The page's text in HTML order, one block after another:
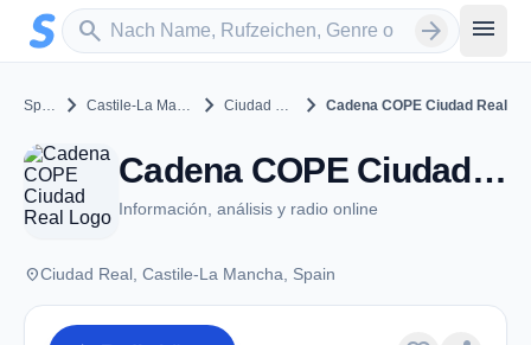
Zum Hauptinhalt springen
search
Sender suchen arrow_forward menu
Spain chevron_right Castile-La Mancha chevron_right Ciudad Real chevron_right Cadena COPE Ciudad Real
Cadena COPE Ciudad Real - FM 93.6 - Ciudad Real
Información, análisis y radio online
placeCiudad Real, Castile-La Mancha, Spain